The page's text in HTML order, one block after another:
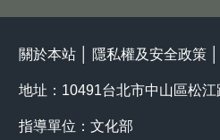
關於本站 隱私權及安全政策
地址：10491台北市中山區松江
指導單位：文化部